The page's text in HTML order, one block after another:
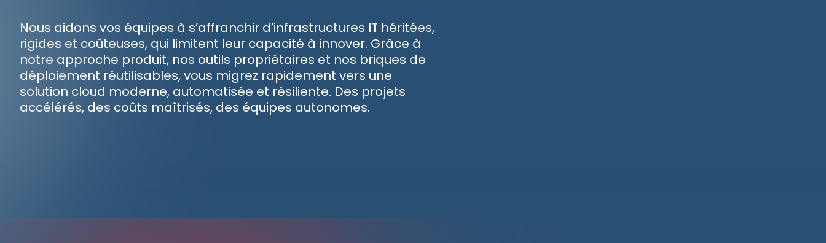
Nous aidons vos équipes à s’affranchir d’infrastructures IT héritées,
rigides et coûteuses, qui limitent leur capacité à innover. Grâce à
notre approche produit, nos outils propriétaires et nos briques de
déploiement réutilisables, vous migrez rapidement vers une
solution cloud moderne, automatisée et résiliente. Des projets
accélérés, des coûts maîtrisés, des équipes autonomes.